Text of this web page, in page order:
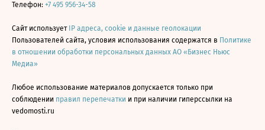
Телефон: +7 495 956-34-58
Сайт использует IP адреса, cookie и данные геолокации
Пользователей сайта, условия использования содержатся в Политике
в отношении обработки персональных данных АО «Бизнес Ньюс
Медиа»
Любое использование материалов допускается только при
соблюдении правил перепечатки и при наличии гиперссылки на
vedomosti.ru